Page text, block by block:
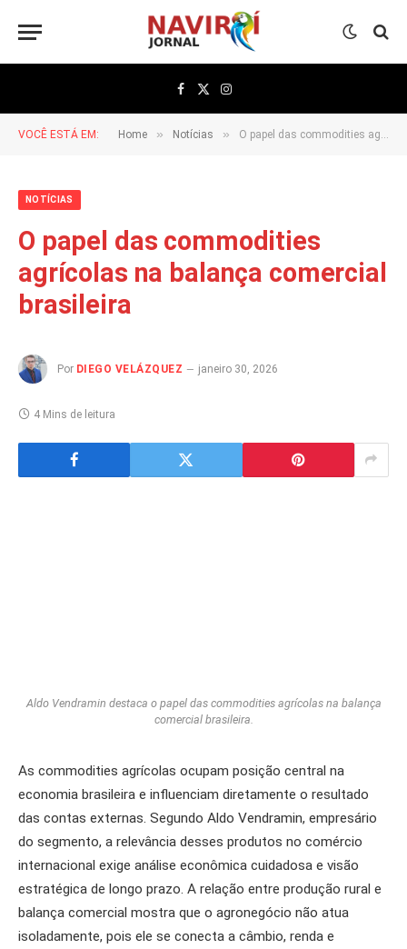
Facebook
X
(Twitter)
Instagram
VOCÊ ESTÁ EM: Home » Notícias » O papel das commodities agrícolas na balança comercial brasileira
NOTÍCIAS
O papel das commodities
agrícolas na balança comercial
brasileira
Por DIEGO VELÁZQUEZ janeiro 30, 2026
4 Mins de leitura
Aldo Vendramin destaca o papel das commodities agrícolas na balança
comercial brasileira.
As commodities agrícolas ocupam posição central na
economia brasileira e influenciam diretamente o resultado
das contas externas. Segundo Aldo Vendramin, empresário
do segmento, a relevância desses produtos no comércio
internacional exige análise econômica cuidadosa e visão
estratégica de longo prazo. A relação entre produção rural e
balança comercial mostra que o agronegócio não atua
isoladamente, pois ele se conecta a câmbio, renda e